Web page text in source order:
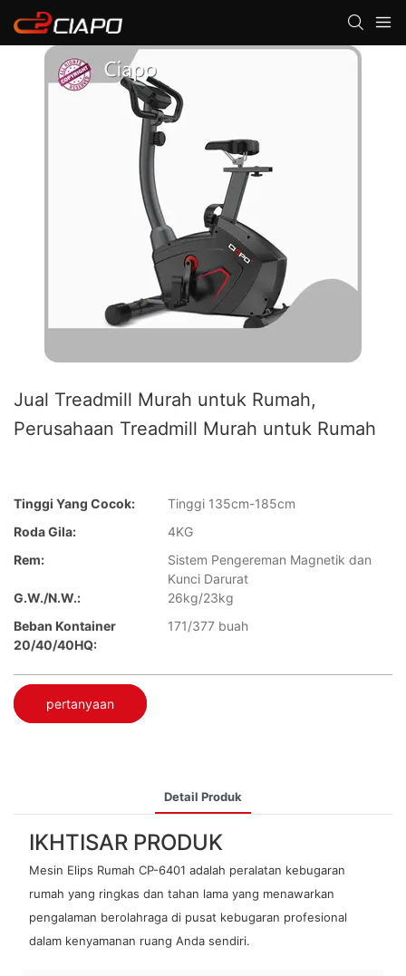
Jual Treadmill Murah untuk Rumah,
Perusahaan Treadmill Murah untuk Rumah
Tinggi Yang Cocok:
Tinggi 135cm-185cm
Roda Gila:
4KG
Rem:
Sistem Pengereman Magnetik dan
Kunci Darurat
G.W./N.W.:
26kg/23kg
Beban Kontainer
20/40/40HQ:
171/377 buah
pertanyaan
Detail Produk
IKHTISAR PRODUK
Mesin Elips Rumah CP-6401 adalah peralatan kebugaran
rumah yang ringkas dan tahan lama yang menawarkan
pengalaman berolahraga di pusat kebugaran profesional
dalam kenyamanan ruang Anda sendiri.